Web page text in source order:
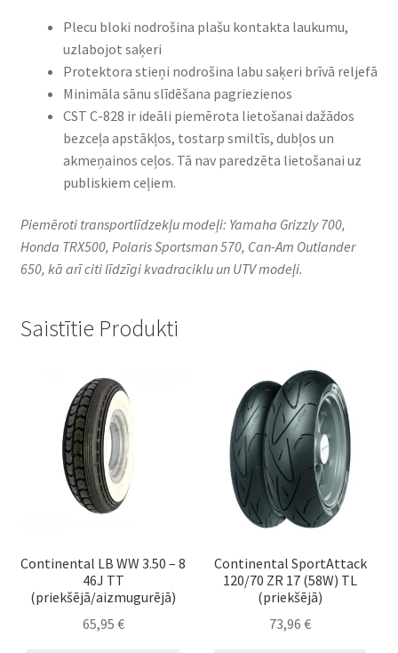
Plecu bloki nodrošina plašu kontakta laukumu,
uzlabojot saķeri
Protektora stieņi nodrošina labu saķeri brīvā reljefā
Minimāla sānu slīdēšana pagriezienos
CST C-828 ir ideāli piemērota lietošanai dažādos
bezceļa apstākļos, tostarp smiltīs, dubļos un
akmeņainos ceļos. Tā nav paredzēta lietošanai uz
publiskiem ceļiem.​
Piemēroti transportlīdzekļu modeļi: Yamaha Grizzly 700,
Honda TRX500, Polaris Sportsman 570, Can-Am Outlander
650, kā arī citi līdzīgi kvadraciklu un UTV modeļi.​
Saistītie Produkti
Continental LB WW 3.50 – 8
46J TT
(priekšējā/aizmugurējā)
65,95 €
Continental SportAttack
120/70 ZR 17 (58W) TL
(priekšējā)
73,96€